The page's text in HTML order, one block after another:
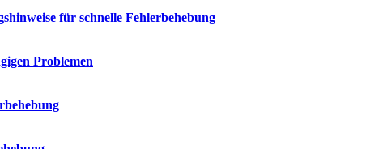
für schnelle Fehlerbehebung
Problemen